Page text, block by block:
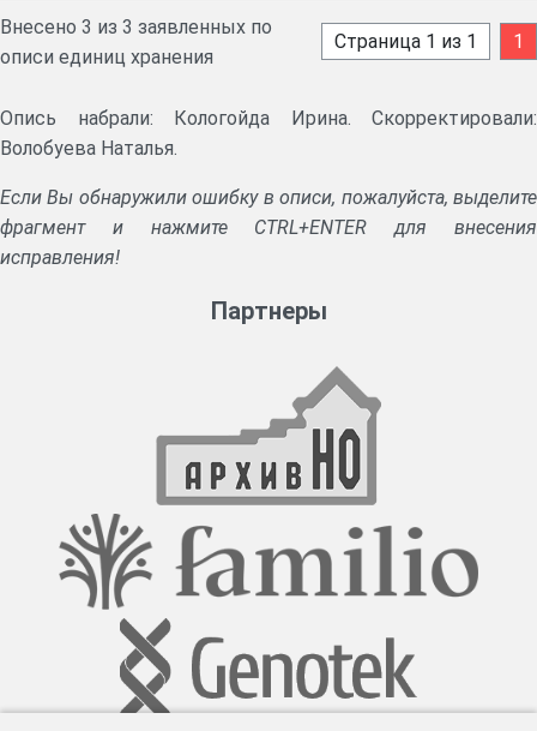
Внесено 3 из 3 заявленных по
описи единиц хранения
Страница 1 из 1 1
Опись набрали: Кологойда Ирина. Скорректировали:
Волобуева Наталья.
Если Вы обнаружили ошибку в описи, пожалуйста, выделите
фрагмент и нажмите CTRL+ENTER для внесения
исправления!
Партнеры